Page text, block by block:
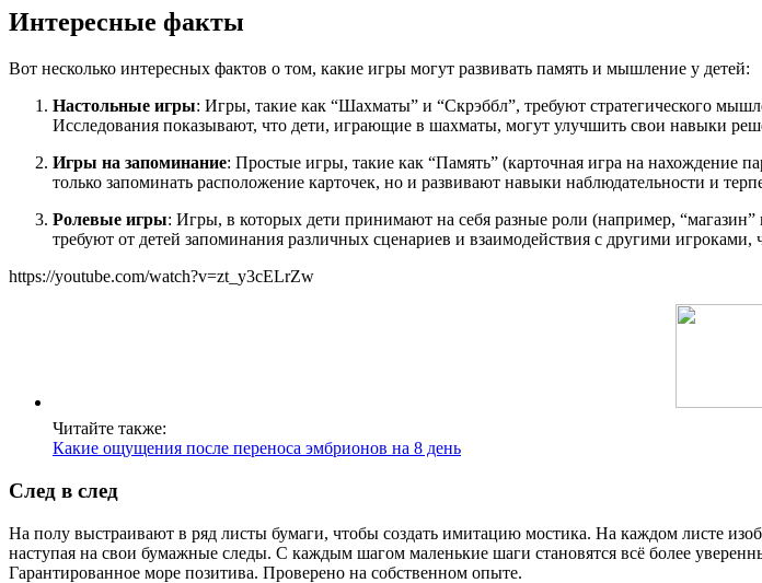
Интересные факты
Вот несколько интересных фактов о том, какие игры могут развивать память и мышление у детей:
Настольные игры: Игры, такие как “Шахматы” и “Скрэббл”, требуют стратегического
Исследования показывают, что дети, играющие в шахматы, могут улучшить свои навыки
Игры на запоминание: Простые игры, такие как “Память” (карточная игра на нахождение
только запоминать расположение карточек, но и развивают навыки наблюдательности и
Ролевые игры: Игры, в которых дети принимают на себя разные роли (например,
требуют от детей запоминания различных сценариев и взаимодействия с другими
https://youtube.com/watch?v=zt_y3cELrZw
Читайте также:
Какие ощущения после переноса эмбрионов на 8 день
След в след
На полу выстраивают в ряд листы бумаги, чтобы создать имитацию мостика. На каждом листе
наступая на свои бумажные следы. С каждым шагом маленькие шаги становятся всё более
Гарантированное море позитива. Проверено на собственном опыте.